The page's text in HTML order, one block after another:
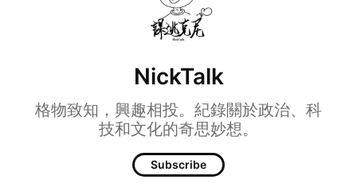
NickTalk
格物致知，興趣相投。紀錄關於政治、科
技和文化的奇思妙想。
Subscribe